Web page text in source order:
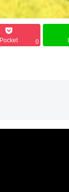
Pocket 0